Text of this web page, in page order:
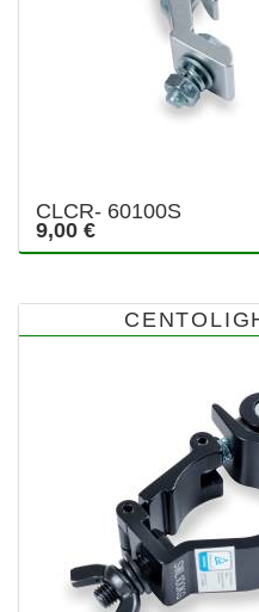
CLCR- 60100S
9,00 €